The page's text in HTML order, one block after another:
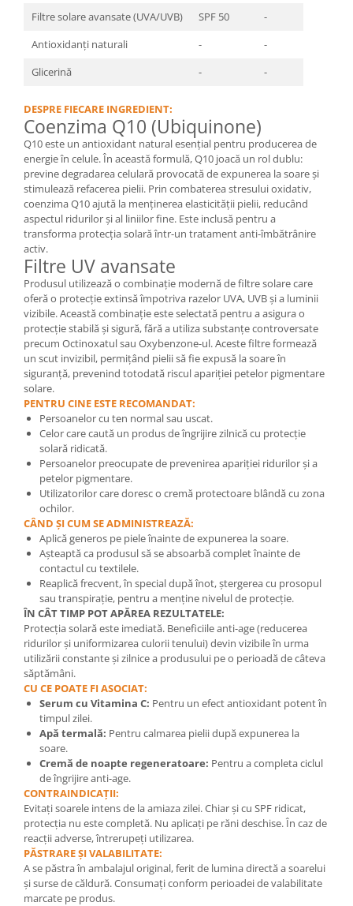
Filtre solare avansate (UVA/UVB) SPF 50
-
Antioxidanți naturali
-
-
Glicerină
- -
DESPRE FIECARE INGREDIENT:
Coenzima Q10 (Ubiquinone)
Q10 este un antioxidant natural esențial pentru producerea de
energie în celule. În această formulă, Q10 joacă un rol dublu:
previne degradarea celulară provocată de expunerea la soare și
stimulează refacerea pielii. Prin combaterea stresului oxidativ,
coenzima Q10 ajută la menținerea elasticității pielii, reducând
aspectul ridurilor și al liniilor fine. Este inclusă pentru a
transforma protecția solară într-un tratament anti-îmbătrânire
activ.
Filtre UV avansate
Produsul utilizează o combinație modernă de filtre solare care
oferă o protecție extinsă împotriva razelor UVA, UVB și a luminii
vizibile. Această combinație este selectată pentru a asigura o
protecție stabilă și sigură, fără a utiliza substanțe controversate
precum Octinoxatul sau Oxybenzone-ul. Aceste filtre formează
un scut invizibil, permițând pielii să fie expusă la soare în
siguranță, prevenind totodată riscul apariției petelor pigmentare
solare.
PENTRU CINE ESTE RECOMANDAT:
Persoanelor cu ten normal sau uscat.
Celor care caută un produs de îngrijire zilnică cu protecție
solară ridicată.
Persoanelor preocupate de prevenirea apariției ridurilor și a
petelor pigmentare.
Utilizatorilor care doresc o cremă protectoare blândă cu zona
ochilor.
CÂND ȘI CUM SE ADMINISTREAZĂ:
Aplică generos pe piele înainte de expunerea la soare.
Așteaptă ca produsul să se absoarbă complet înainte de
contactul cu textilele.
Reaplică frecvent, în special după înot, ștergerea cu prosopul
sau transpirație, pentru a menține nivelul de protecție.
ÎN CÂT TIMP POT APĂREA REZULTATELE:
Protecția solară este imediată. Beneficiile anti-age (reducerea
ridurilor și uniformizarea culorii tenului) devin vizibile în urma
utilizării constante și zilnice a produsului pe o perioadă de câteva
săptămâni.
CU CE POATE FI ASOCIAT:
Serum cu Vitamina C: Pentru un efect antioxidant potent în
timpul zilei.
Apă termală: Pentru calmarea pielii după expunerea la
soare.
Cremă de noapte regeneratoare: Pentru a completa ciclul
de îngrijire anti-age.
CONTRAINDICAȚII:
Evitați soarele intens de la amiaza zilei. Chiar și cu SPF ridicat,
protecția nu este completă. Nu aplicați pe răni deschise. În caz de
reacții adverse, întrerupeți utilizarea.
PĂSTRARE ȘI VALABILITATE:
A se păstra în ambalajul original, ferit de lumina directă a soarelui
și surse de căldură. Consumați conform perioadei de valabilitate
marcate pe produs.